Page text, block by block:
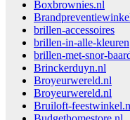
Boxbrownies.nl
brillen-accessoires
brillen-in-alle-kleuren
brillen-met-snor-
Brinckerduyn.nl
Broyeurwereld.nl
Broyeurwereld.nl
Bruiloft-